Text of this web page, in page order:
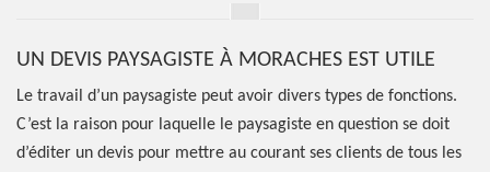
UN DEVIS PAYSAGISTE À MORACHES EST UTILE
Le travail d’un paysagiste peut avoir divers types de fonctions.
C’est la raison pour laquelle le paysagiste en question se doit
d’éditer un devis pour mettre au courant ses clients de tous les